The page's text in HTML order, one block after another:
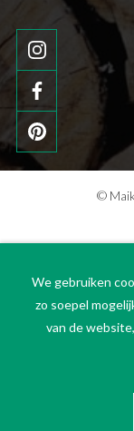
©
We gebruiken
zo soepel
van de